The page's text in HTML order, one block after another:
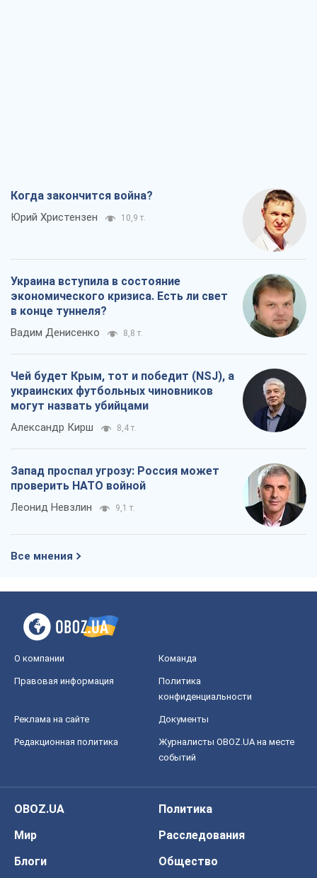
Когда закончится война?
Юрий Христензен 10,9 т.
Украина вступила в состояние
экономического кризиса. Есть ли свет
в конце туннеля?
Вадим Денисенко 8,8 т.
Чей будет Крым, тот и победит (NSJ), а
украинских футбольных чиновников
могут назвать убийцами
Александр Кирш 8,4 т.
Запад проспал угрозу: Россия может
проверить НАТО войной
Леонид Невзлин 9,1 т.
Все мнения
О компании Команда
Правовая информация
Политика
конфиденциальности
Реклама на сайте Документы
Редакционная политика
Журналисты OBOZ.UA на месте
событий
OBOZ.UA
Политика
Мир
Расследования
Блоги
Общество